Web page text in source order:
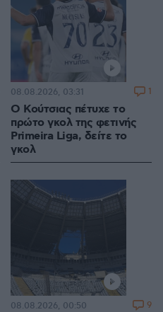
Ο Κούτσιας πέτυχε το
πρώτο γκολ της φετινής
Primeira Liga, δείτε το
γκολ
08.08.2026, 03:31 1
08.08.2026, 00:50 9